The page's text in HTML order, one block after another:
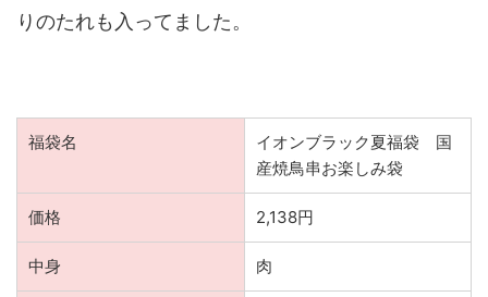
りのたれも入ってました。
福袋名
イオンブラック夏福袋 国
産焼鳥串お楽しみ袋
価格 2,138円
中身 肉